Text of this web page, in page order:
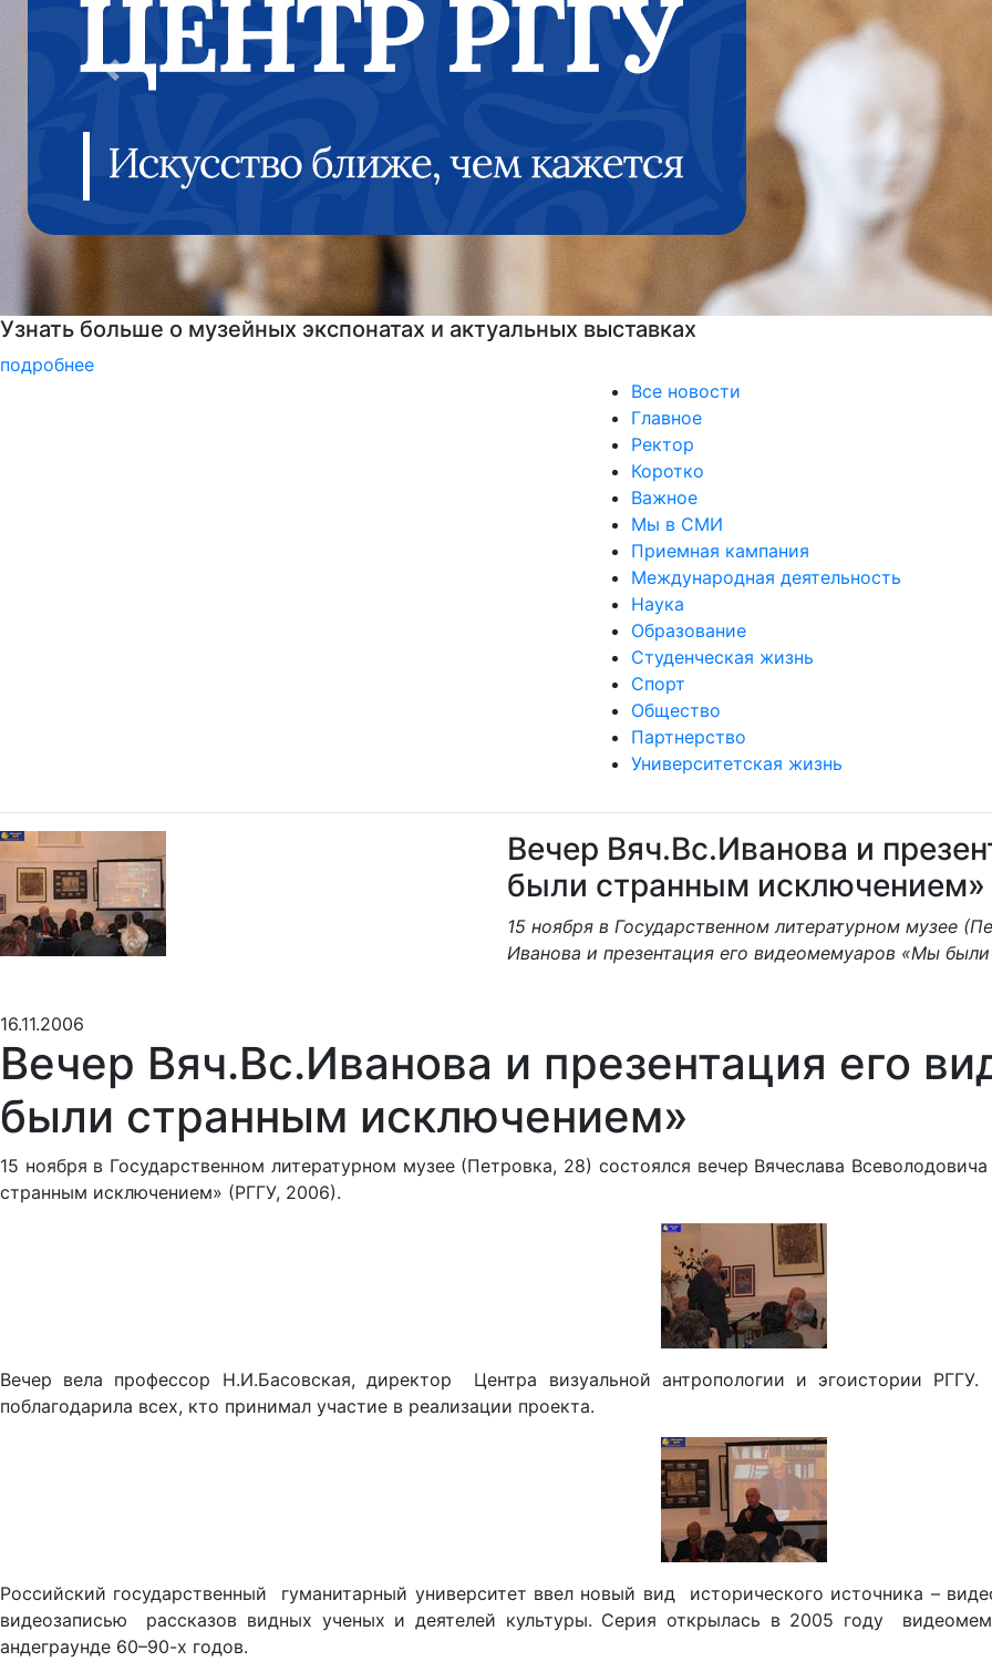
РГГУ — территория вежливости
подробнее
Previous
Все новости
Главное
Ректор
Коротко
Важное
Мы в СМИ
Приемная кампания
Международная деятельность
Наука
Образование
Студенческая жизнь
Спорт
Общество
Партнерство
Университетская жизнь
Вечер Вяч.Вс.Иванова и
были странным исключением»
15 ноября в Государственном литературном музее
Иванова и презентация его видеомемуаров «Мы
16.11.2006
Вечер Вяч.Вс.Иванова и презентация его
были странным исключением»
15 ноября в Государственном литературном музее (Петровка, 28) состоялся вечер Вячеслава
странным исключением» (РГГУ, 2006).
Вечер вела профессор Н.И.Басовская, директор Центра визуальной антропологии и эгоистории
поблагодарила всех, кто принимал участие в реализации проекта.
Российский государственный гуманитарный университет ввел новый вид исторического источника –
видеозаписью рассказов видных ученых и деятелей культуры. Серия открылась в 2005 году
андеграунде 60–90-х годов.